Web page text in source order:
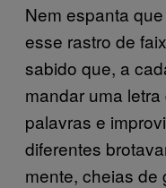
Nem espanta
esse rastro de
sabido que, a
mandar uma
palavras e
diferentes
mente, cheias de